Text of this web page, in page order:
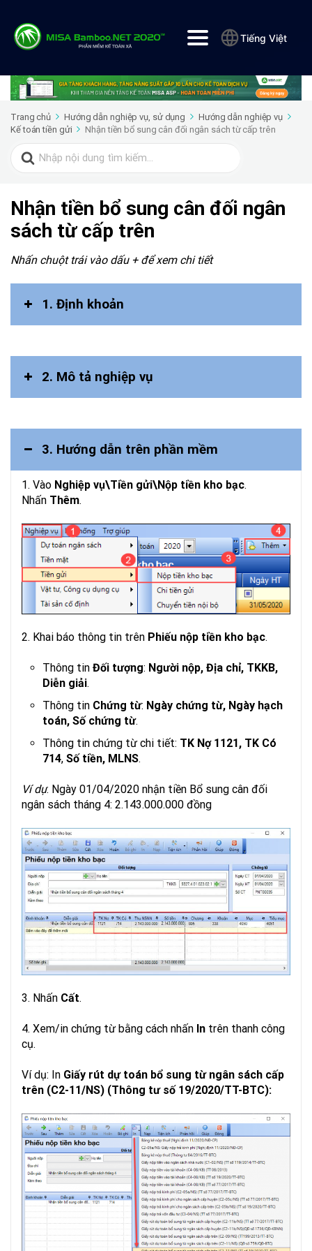
Tiếng Việt
Trang chủ Hướng dẫn nghiệp vụ, sử dụng
Hướng dẫn nghiệp vụ
Kế toán tiền gửi
Nhận tiền bổ sung cân đối ngân sách từ cấp trên
Search
for:
Nhận tiền bổ sung cân đối ngân
sách từ cấp trên
Nhấn chuột trái vào dấu + để xem chi tiết
1. Định khoản
2. Mô tả nghiệp vụ
3. Hướng dẫn trên phần mềm
1. Vào Nghiệp vụ\Tiền gửi\Nộp tiền kho bạc.
Nhấn Thêm.
2. Khai báo thông tin trên Phiếu nộp tiền kho bạc.
Thông tin Đối tượng: Người nộp, Địa chỉ, TKKB,
Diễn giải.
Thông tin Chứng từ: Ngày chứng từ, Ngày hạch
toán, Số chứng từ.
Thông tin chứng từ chi tiết: TK Nợ 1121, TK Có
714, Số tiền, MLNS.
Ví dụ: Ngày 01/04/2020 nhận tiền Bổ sung cân đối
ngân sách tháng 4: 2.143.000.000 đồng
3. Nhấn Cất.
4. Xem/in chứng từ bằng cách nhấn In trên thanh công
cụ.
Ví dụ: In Giấy rút dự toán bổ sung từ ngân sách cấp
trên (C2-11/NS) (Thông tư số 19/2020/TT-BTC):